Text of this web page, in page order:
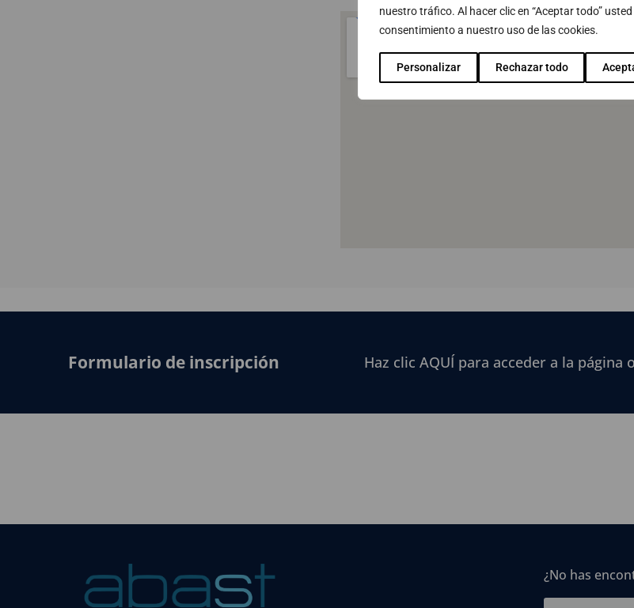
nuestro tráfico. Al hacer clic en “Aceptar todo”
consentimiento a nuestro uso de las cookies.
Personalizar Rechazar todo
Formulario de inscripción Haz clic AQUÍ para acceder a la
¿No has